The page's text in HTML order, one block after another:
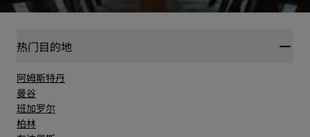
热门目的地
阿姆斯特丹
曼谷
班加罗尔
柏林